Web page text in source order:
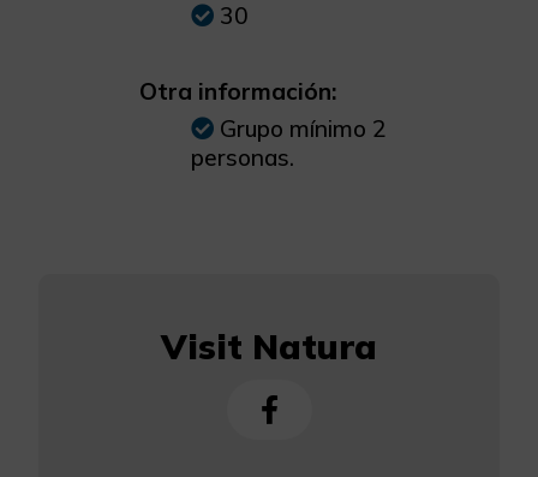
30
Otra información:
Grupo mínimo 2
personas.
Visit Natura